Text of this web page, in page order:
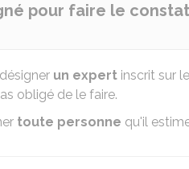
pour faire le
un expert inscrit sur
obligé de le faire.
toute personne qu'il